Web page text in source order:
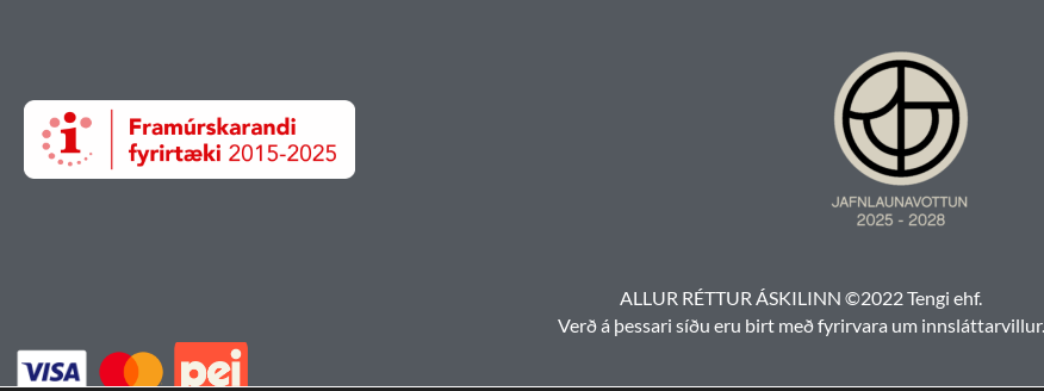
ALLUR RÉTTUR ÁSKILINN ©2022 Tengi ehf.
Verð á þessari síðu eru birt með fyrirvara um innsláttarvillur.